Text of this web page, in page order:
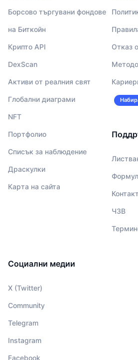
Борсово търгувани фондове
на Биткойн
Крипто API
DexScan
Активи от реалния свят
Глобални диаграми
NFT
Портфолио
Списък за наблюдение
Драскулки
Карта на сайта
Отказ
ЧЗВ
Социални медии
X (Twitter)
Community
Telegram
Instagram
Facebook